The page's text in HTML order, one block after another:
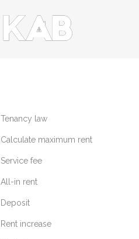
Tenancy law
Calculate maximum rent
Service fee
All-in rent
Deposit
Rent increase